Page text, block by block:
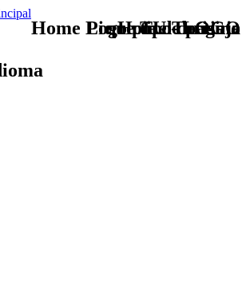
TU - LOGO
que tipo de viaje
Home Logo pie de página
Pie Home Turismo